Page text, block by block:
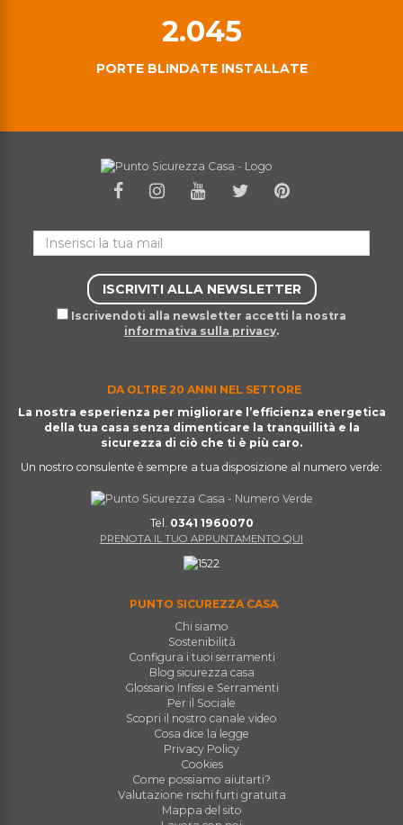
2.045
PORTE BLINDATE INSTALLATE
Iscrivendoti alla newsletter accetti la nostra
informativa sulla privacy.
DA OLTRE 20 ANNI NEL SETTORE
La nostra esperienza per migliorare l’efficienza energetica
della tua casa senza dimenticare la tranquillità e la
sicurezza di ciò che ti è più caro.
Un nostro consulente è sempre a tua disposizione al numero verde:
Tel. 0341 1960070
PRENOTA IL TUO APPUNTAMENTO QUI
PUNTO SICUREZZA CASA
Chi siamo
Sostenibilità
Configura i tuoi serramenti
Blog sicurezza casa
Glossario Infissi e Serramenti
Per il Sociale
Scopri il nostro canale video
Cosa dice la legge
Privacy Policy
Cookies
Come possiamo aiutarti?
Valutazione rischi furti gratuita
Mappa del sito